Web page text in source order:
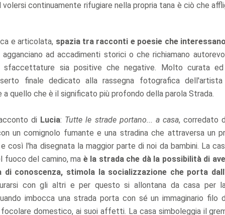
continuamente rifugiare nella propria tana è ciò che
e articolata, spazia tra racconti e poesie che
ad accadimenti storici o che richiamano
sia positive che negative. Molto curata
finale dedicato alla rassegna fotografica dell'artista
quello che è il significato più profondo della parola Strada.
di Lucia: Tutte le strade portano... a casa, corredato
un comignolo fumante e una stradina che attraversa un
così l'ha disegnata la maggior parte di noi da bambini. La
fuoco del camino, ma è la strada che dà la possibilità di
conoscenza, stimola la socializzazione che porta
con gli altri e per questo si allontana da casa per
imbocca una strada porta con sé un immaginario filo
domestico, ai suoi affetti. La casa simboleggia il